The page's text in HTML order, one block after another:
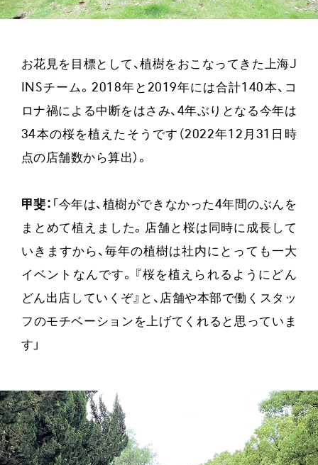
お花見を目標として、植樹をおこなってきた上海J
INSチーム。2018年と2019年には合計140本、コ
ロナ禍による中断をはさみ、4年ぶりとなる今年は
34本の桜を植えたそうです（2022年12月31日時
点の店舗数から算出）。
甲斐： 「今年は、植樹ができなかった4年間のぶんを
まとめて植えました。店舗と桜は同時に成長して
いきますから、毎年の植樹は社内にとっても一大
イベントなんです。『桜を植えられるようにどん
どん出店していくぞ』と、店舗や本部で働くスタッ
フのモチベーションを上げてくれると思っていま
す」